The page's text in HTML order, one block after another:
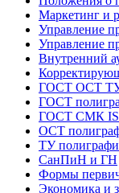
Маркетинг и
Управление
Управление
Внутренний
ГОСТ ОСТ ТУ
ГОСТ
ГОСТ СМК
ОСТ
ТУ
СанПиН и ГН
Формы
Экономика и